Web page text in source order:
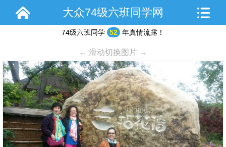
大众74级六班同学网
74级六班同学 52 年真情流露！
← 滑动切换图片 →